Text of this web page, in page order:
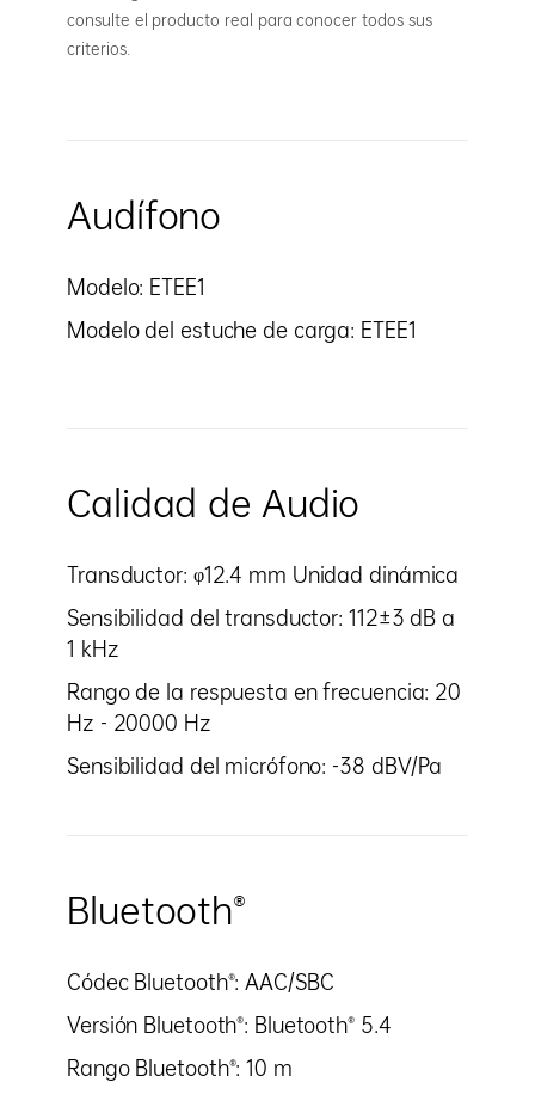
consulte el producto real para conocer todos sus
criterios.
Audífono
Modelo: ETEE1
Modelo del estuche de carga: ETEE1
Calidad de Audio
Transductor: φ12.4 mm Unidad dinámica
Sensibilidad del transductor: 112±3 dB a
1 kHz
Rango de la respuesta en frecuencia: 20
Hz - 20000 Hz
Sensibilidad del micrófono: -38 dBV/Pa
Bluetooth®
Códec Bluetooth®: AAC/SBC
Versión Bluetooth®: Bluetooth® 5.4
Rango Bluetooth®: 10 m